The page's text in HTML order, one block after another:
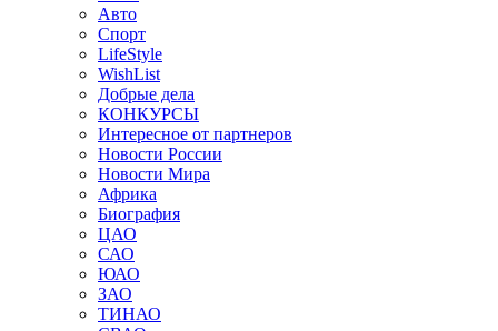
Авто
Спорт
LifeStyle
WishList
Добрые дела
КОНКУРСЫ
Интересное от партнеров
Новости России
Новости Мира
Африка
Биография
ЦАО
САО
ЮАО
ЗАО
ТИНАО